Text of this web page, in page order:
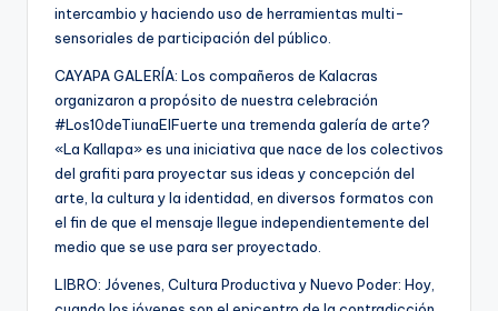
intercambio y haciendo uso de herramientas multi-
sensoriales de participación del público.
CAYAPA GALERÍA: Los compañeros de Kalacras
organizaron a propósito de nuestra celebración
‪#‎Los10deTiunaElFuerte‬ una tremenda galería de arte?
«La Kallapa» es una iniciativa que nace de los colectivos
del grafiti para proyectar sus ideas y concepción del
arte, la cultura y la identidad, en diversos formatos con
el fin de que el mensaje llegue independientemente del
medio que se use para ser proyectado.
LIBRO: Jóvenes, Cultura Productiva y Nuevo Poder: Hoy,